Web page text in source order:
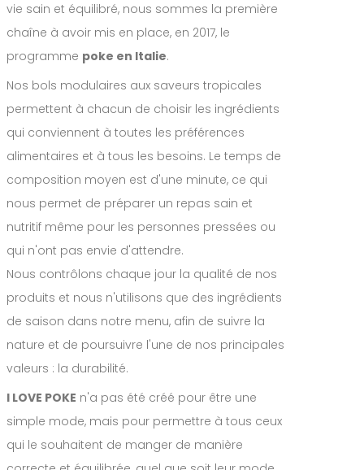
vie sain et équilibré, nous sommes la première
chaîne à avoir mis en place, en 2017, le
programme poke en Italie.
Nos bols modulaires aux saveurs tropicales
permettent à chacun de choisir les ingrédients
qui conviennent à toutes les préférences
alimentaires et à tous les besoins. Le temps de
composition moyen est d'une minute, ce qui
nous permet de préparer un repas sain et
nutritif même pour les personnes pressées ou
qui n'ont pas envie d'attendre.
Nous contrôlons chaque jour la qualité de nos
produits et nous n'utilisons que des ingrédients
de saison dans notre menu, afin de suivre la
nature et de poursuivre l'une de nos principales
valeurs : la durabilité.
I LOVE POKE n'a pas été créé pour être une
simple mode, mais pour permettre à tous ceux
qui le souhaitent de manger de manière